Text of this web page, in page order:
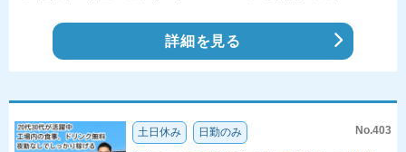
詳細を見る
土日休み 日勤のみ No.403